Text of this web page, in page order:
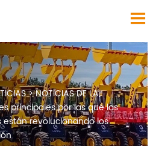

>NOTICIAS DE LA
principales por las que las
revolucionando los